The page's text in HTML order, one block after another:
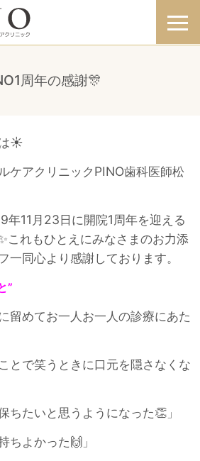
周年の感謝🎊
は☀️
ケアクリニックPINO歯科医師松
年11月23日に開院1周年を迎える
これもひとえにみなさまのお力添
一同心より感謝しております。
”
留めてお一人お一人の診療にあた
とで笑うときに口元を隠さなくな
ちたいと思うようになった👏」
ちよかった🙌」